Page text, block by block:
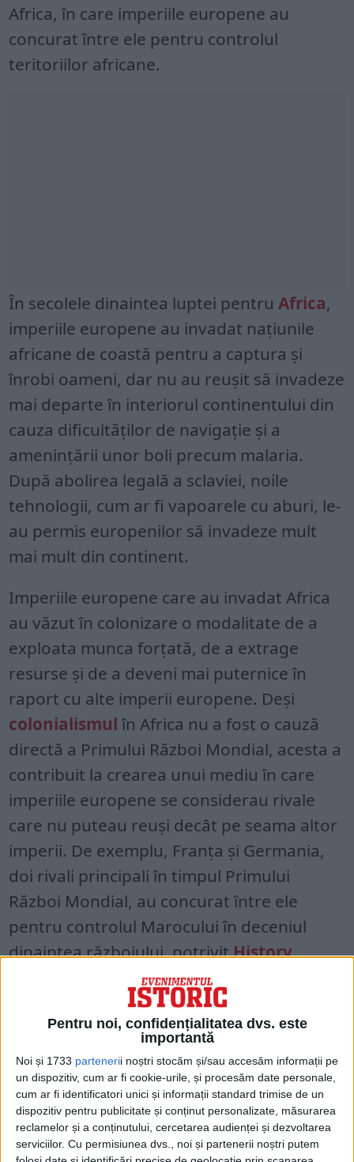
Pentru noi, confidențialitatea dvs. este
importantă
Noi și 1733 partenerii noștri stocăm și/sau accesăm informații pe
un dispozitiv, cum ar fi cookie-urile, și procesăm date personale,
cum ar fi identificatori unici și informații standard trimise de un
dispozitiv pentru publicitate și conținut personalizate, măsurarea
reclamelor și a conținutului, cercetarea audienței și dezvoltarea
serviciilor. Cu permisiunea dvs., noi și partenerii noștri putem
Africa, în care imperiile europene au
concurat între ele pentru controlul
teritoriilor africane.
În secolele dinaintea luptei pentruAfrica,
imperiile europene au invadat națiunile
africane de coastă pentru a captura și
înrobi oameni, dar nu au reușit să invadeze
mai departe în interiorul continentului din
cauza dificultăților de navigație și a
amenințării unor boli precum malaria.
După abolirea legală a sclaviei, noile
tehnologii, cum ar fi vapoarele cu aburi, le-
au permis europenilor să invadeze mult
mai mult din continent.
Imperiile europene care au invadat Africa
au văzut în colonizare o modalitate de a
exploata munca forțată, de a extrage
resurse și de a deveni mai puternice în
raport cu alte imperii europene. Deși
colonialismulîn Africa nu a fost o cauză
directă a Primului Război Mondial, acesta a
contribuit la crearea unui mediu în care
imperiile europene se considerau rivale
care nu puteau reuși decât pe seama altor
imperii. De exemplu, Franța și Germania,
doi rivali principali în timpul Primului
Război Mondial, au concurat între ele
pentru controlul Marocului în deceniul
dinaintea războiului, potrivitHistory.